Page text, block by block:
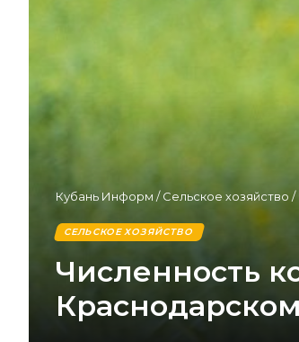
Кубань Информ /Сельское хозяйство /
СЕЛЬСКОЕ ХОЗЯЙСТВО
Численность